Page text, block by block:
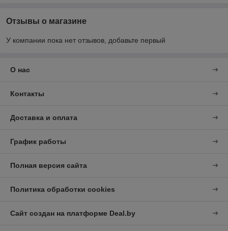
Отзывы о магазине
У компании пока нет отзывов, добавьте первый
О нас
Контакты
Доставка и оплата
График работы
Полная версия сайта
Политика обработки cookies
Сайт создан на платформе Deal.by